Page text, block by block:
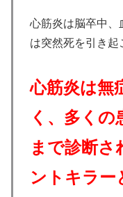
心筋炎は脳卒中、
は突然死を引き起
心筋炎は無
く、多くの
まで診断さ
ントキラー